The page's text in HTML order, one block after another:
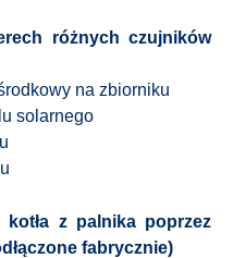
różnych czujników
na zbiorniku
solarnego
z palnika poprzez
fabrycznie)